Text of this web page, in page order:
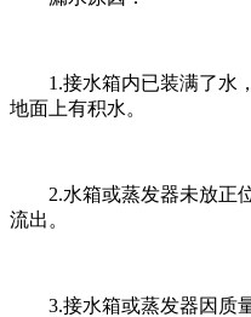
1.接水箱内已装满了水，
地面上有积水。
2.水箱或蒸发器未放正位
流出。
3.接水箱或蒸发器因质量